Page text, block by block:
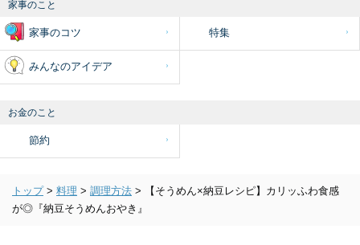
家事のこと
家事のコツ 特集
みんなのアイデア
お金のこと
節約
トップ > 料理 > 調理方法 >
【そうめん×納豆レシピ】カリッふわ食感
が◎『納豆そうめんおやき』